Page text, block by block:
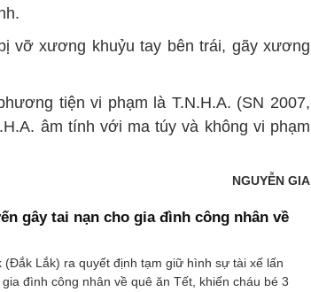
vỡ xương khuỷu tay bên trái, gãy xương
tiện vi phạm là T.N.H.A. (SN 2007,
âm tính với ma túy và không vi phạm
NGUYỄN GIA
gây tai nạn cho gia đình công nhân về
(Đắk Lắk) ra quyết định tạm giữ hình sự tài xế lấn
đình công nhân về quê ăn Tết, khiến cháu bé 3